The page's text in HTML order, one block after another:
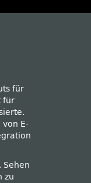
für
für
E-
Sehen
zu